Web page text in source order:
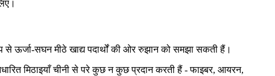
ऊर्जा-सघन मीठे खाद्य पदार्थों की ओर रुझान को समझा सकती हैं।
मिठाइयाँ चीनी से परे कुछ न कुछ प्रदान करती हैं - फाइबर, आयरन,